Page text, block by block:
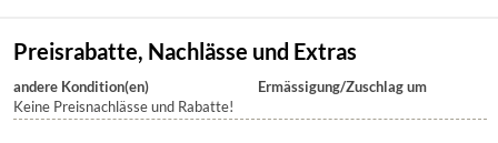
Preisrabatte, Nachlässe und Extras
andere Kondition(en)
Ermässigung/Zuschlag um
Keine Preisnachlässe und Rabatte!